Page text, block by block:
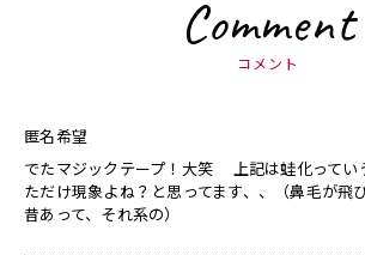
Comment
コメント
匿名希望
でたマジックテープ！大笑 上記は蛙化ってい
ただけ現象よね？と思ってます、、（鼻毛が飛
昔あって、それ系の）